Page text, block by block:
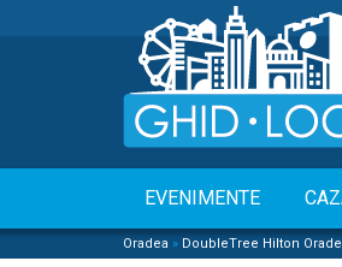
EVENIMENTE
Oradea » DoubleTree Hilton